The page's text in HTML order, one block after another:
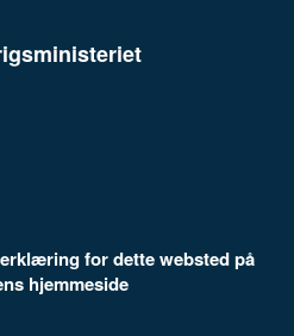
for dette websted på
hjemmeside